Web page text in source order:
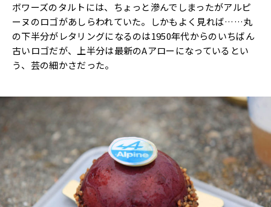
ボワーズのタルトには、ちょっと滲んでしまったがアルピ
ーヌのロゴがあしらわれていた。しかもよく見れば……丸
の下半分がレタリングになるのは1950年代からのいちばん
古いロゴだが、上半分は最新のAアローになっているとい
う、芸の細かさだった。